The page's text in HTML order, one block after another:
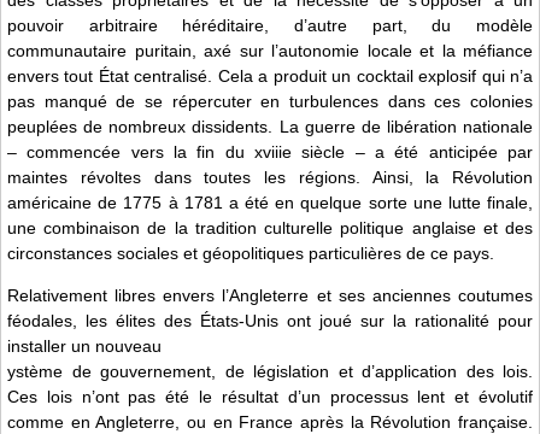
pouvoir arbitraire héréditaire, d’autre part, du modèle
communautaire puritain, axé sur l’autonomie locale et la méfiance
envers tout État centralisé. Cela a produit un cocktail explosif qui n’a
pas manqué de se répercuter en turbulences dans ces colonies
peuplées de nombreux dissidents. La guerre de libération nationale
– commencée vers la fin du xviiie siècle – a été anticipée par
maintes révoltes dans toutes les régions. Ainsi, la Révolution
américaine de 1775 à 1781 a été en quelque sorte une lutte finale,
une combinaison de la tradition culturelle politique anglaise et des
circonstances sociales et géopolitiques particulières de ce pays.
Relativement libres envers l’Angleterre et ses anciennes coutumes
féodales, les élites des États-Unis ont joué sur la rationalité pour
installer un nouveau
ystème de gouvernement, de législation et d’application des lois.
Ces lois n’ont pas été le résultat d’un processus lent et évolutif
comme en Angleterre, ou en France après la Révolution française.